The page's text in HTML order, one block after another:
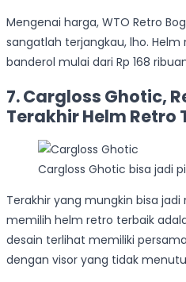
Mengenai harga, WTO Retro
sangatlah terjangkau, lho.
banderol mulai dari Rp 168
7. Cargloss Ghotic,
Terakhir Helm Retro
Cargloss Ghotic bisa jadi
Terakhir yang mungkin bisa
memilih helm retro terbaik
desain terlihat memiliki
dengan visor yang tidak